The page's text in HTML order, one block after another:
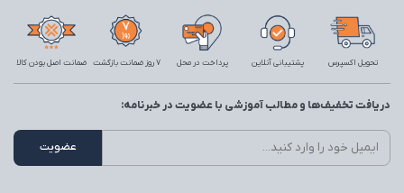
تحویل اکسپرس پشتیبانی آنلاین پرداخت در محل 7 روز ضمانت بازگشت ضمانت اصل بودن کالا
دریافت تخفیف‌ها و مطالب آموزشی با عضویت در خبرنامه: